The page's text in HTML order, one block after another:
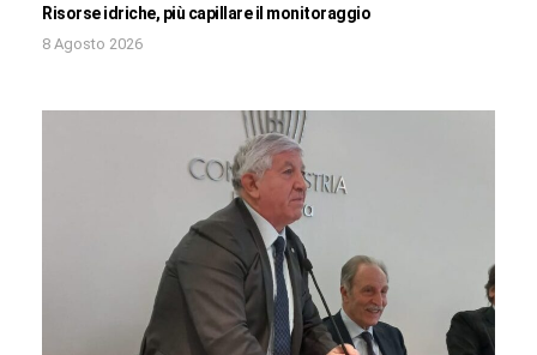
Risorse idriche, più capillare il monitoraggio
8 Agosto 2026